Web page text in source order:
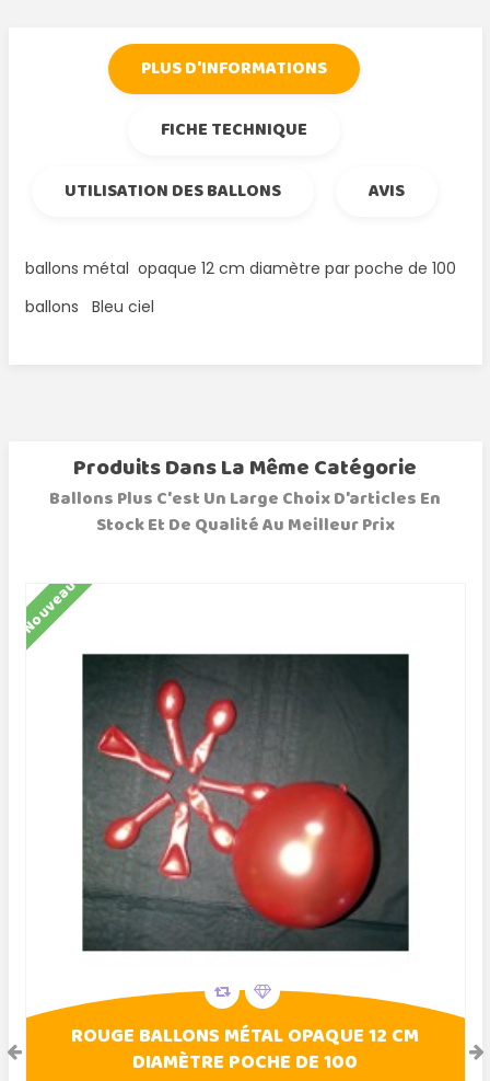
PLUS D'INFORMATIONS
FICHE TECHNIQUE
UTILISATION DES BALLONS
AVIS
ballons métal opaque 12 cm diamètre par poche de 100
ballons Bleu ciel
Produits Dans La Même Catégorie
Ballons Plus C'est Un Large Choix D'articles En
Stock Et De Qualité Au Meilleur Prix
Nouveau
ROUGE BALLONS MÉTAL OPAQUE 12 CM
DIAMÈTRE POCHE DE 100